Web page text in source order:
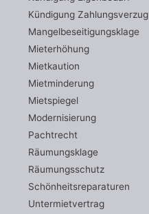
Kündigung Zahlungsverzug
Mangelbeseitigungsklage
Mieterhöhung
Mietkaution
Mietminderung
Mietspiegel
Modernisierung
Pachtrecht
Räumungsklage
Räumungsschutz
Schönheitsreparaturen
Untermietvertrag